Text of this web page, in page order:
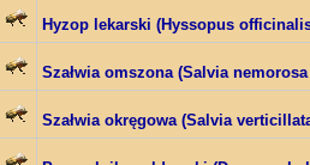
Hyzop lekarski (Hyssopus
Szałwia omszona (Salvia
Szałwia okręgowa (Salvia